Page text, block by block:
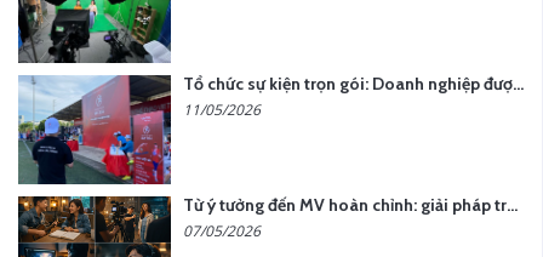
Tổ chức sự kiện trọn gói: Doanh nghiệp được gì khi chọn đơn vị chuyên nghiệp?
11/05/2026
Từ ý tưởng đến MV hoàn chỉnh: giải pháp trọn gói tại YCN Media
07/05/2026